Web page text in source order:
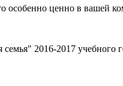
ценно в вашей
2016-2017 учебного